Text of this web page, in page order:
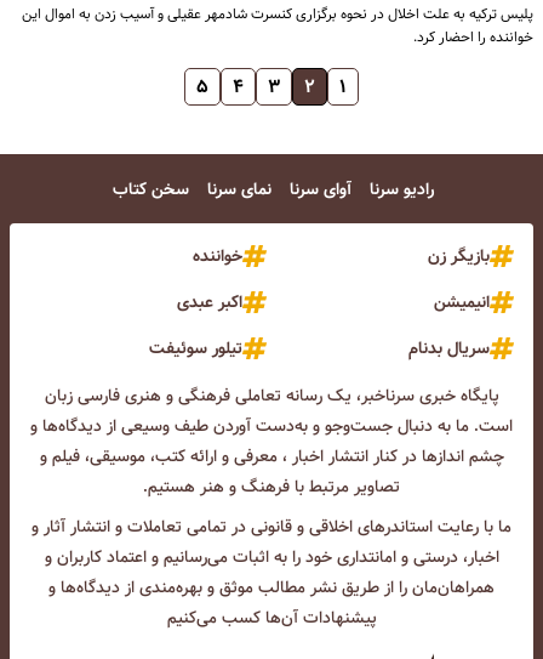
پلیس ترکیه به علت اخلال در نحوه برگزاری کنسرت شادمهر عقیلی و آسیب زدن به اموال این
خواننده را احضار کرد.
۱ ۲ ۳ ۴ ۵
رادیو سرنا آوای سرنا نمای سرنا سخن کتاب
بازیگر زن
خواننده
انیمیشن
اکبر عبدی
سریال بدنام
تیلور سوئیفت
پایگاه خبری سرناخبر، یک رسانه تعاملی فرهنگی و هنری فارسی زبان
است. ما به دنبال جست‌و‌جو و به‌دست آوردن طیف وسیعی از دیدگاه‌ها و
چشم انداز‌ها در کنار انتشار اخبار ، معرفی و ارائه کتب، موسیقی، فیلم و
تصاویر مرتبط با فرهنگ و هنر هستیم.
ما با رعایت استاندرهای اخلاقی و قانونی در تمامی تعاملات و انتشار آثار و
اخبار، درستی و امانتداری خود را به اثبات می‌رسانیم و اعتماد کاربران و
همراهان‌مان را از طریق نشر مطالب موثق و بهره‌مندی از دیدگاه‌ها و
پیشنهادات آن‌ها کسب می‌کنیم